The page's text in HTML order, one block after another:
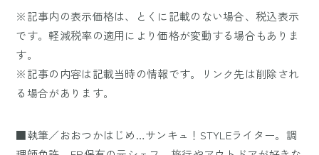
※記事内の表示価格は、とくに記載のない場合、税込表示
です。軽減税率の適用により価格が変動する場合もありま
す。
※記事の内容は記載当時の情報です。リンク先は削除され
る場合があります。
■執筆／おおつかはじめ…サンキュ！STYLEライター。調